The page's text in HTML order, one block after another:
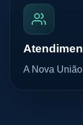
A Nova